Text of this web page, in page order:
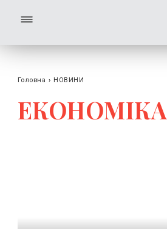
Головна › НОВИНИ
ЕКОНОМІКА